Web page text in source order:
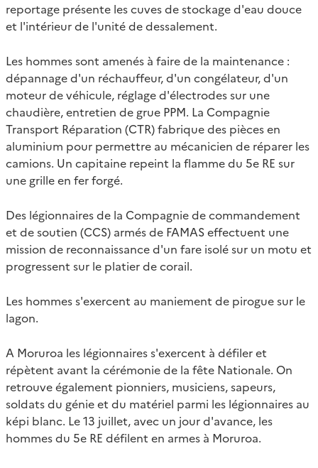
reportage présente les cuves de stockage d'eau douce
et l'intérieur de l'unité de dessalement.
Les hommes sont amenés à faire de la maintenance :
dépannage d'un réchauffeur, d'un congélateur, d'un
moteur de véhicule, réglage d'électrodes sur une
chaudière, entretien de grue PPM. La Compagnie
Transport Réparation (CTR) fabrique des pièces en
aluminium pour permettre au mécanicien de réparer les
camions. Un capitaine repeint la flamme du 5e RE sur
une grille en fer forgé.
Des légionnaires de la Compagnie de commandement
et de soutien (CCS) armés de FAMAS effectuent une
mission de reconnaissance d'un fare isolé sur un motu et
progressent sur le platier de corail.
Les hommes s'exercent au maniement de pirogue sur le
lagon.
A Moruroa les légionnaires s'exercent à défiler et
répètent avant la cérémonie de la fête Nationale. On
retrouve également pionniers, musiciens, sapeurs,
soldats du génie et du matériel parmi les légionnaires au
képi blanc. Le 13 juillet, avec un jour d'avance, les
hommes du 5e RE défilent en armes à Moruroa.